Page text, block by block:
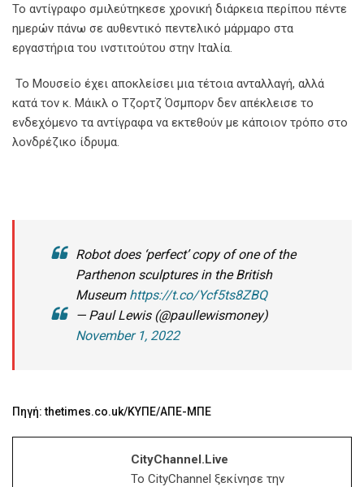
Το αντίγραφο σμιλεύτηκεσε χρονική διάρκεια περίπου πέντε
ημερών πάνω σε αυθεντικό πεντελικό μάρμαρο στα
εργαστήρια του ινστιτούτου στην Ιταλία.
Το Μουσείο έχει αποκλείσει μια τέτοια ανταλλαγή, αλλά
κατά τον κ. Μάικλ ο Τζορτζ Όσμπορν δεν απέκλεισε το
ενδεχόμενο τα αντίγραφα να εκτεθούν με κάποιον τρόπο στο
λονδρέζικο ίδρυμα.
Robot does ‘perfect’ copy of one of the
Parthenon sculptures in the British
Museum https://t.co/Ycf5ts8ZBQ
— Paul Lewis (@paullewismoney)
November 1, 2022
Πηγή: thetimes.co.uk/ΚΥΠΕ/ΑΠΕ-ΜΠΕ
CityChannel.live
Το CityChannel ξεκίνησε την